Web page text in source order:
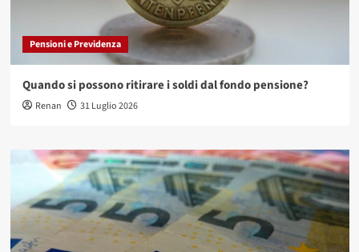
Pensioni e Previdenza
Quando si possono ritirare i soldi dal fondo pensione?
Renan 31 Luglio 2026